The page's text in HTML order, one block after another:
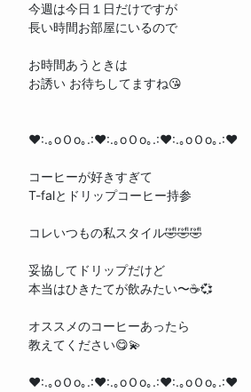
今週は今日１日だけですが
長い時間お部屋にいるので
お時間あうときは
お誘い お待ちしてますね😘
♥:.｡oＯo｡.:♥:.｡oＯo｡.:♥:.｡oＯo｡.:♥
コーヒーが好きすぎて
T-falとドリップコーヒー持参
コレいつもの私スタイル🤣🤣🤣
妥協してドリップだけど
本当はひきたてが飲みたい〜☕️💞
オススメのコーヒーあったら
教えてください😋💫
♥:.｡oＯo｡.:♥:.｡oＯo｡.:♥:.｡oＯo｡.:♥